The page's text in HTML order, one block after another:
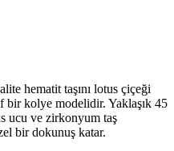
hematit taşını lotus çiçeği
bir kolye modelidir. Yaklaşık 45
ucu ve zirkonyum taş
bir dokunuş katar.